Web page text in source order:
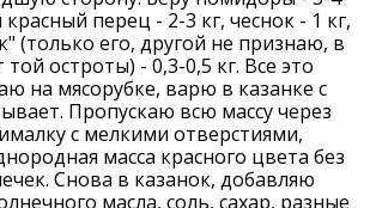
красный перец - 2-3 кг, чеснок - 1 кг,
(только его, другой не признаю, в
той остроты) - 0,3-0,5 кг. Все это
на мясорубке, варю в казанке с
Пропускаю всю массу через
с мелкими отверстиями,
масса красного цвета без
Снова в казанок, добавляю
масла, соль, сахар, разные